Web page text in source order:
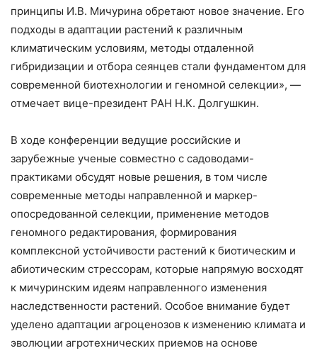
принципы И.В. Мичурина обретают новое значение. Его
подходы в адаптации растений к различным
климатическим условиям, методы отдаленной
гибридизации и отбора сеянцев стали фундаментом для
современной биотехнологии и геномной селекции», —
отмечает вице-президент РАН Н.К. Долгушкин.
В ходе конференции ведущие российские и
зарубежные ученые совместно с садоводами-
практиками обсудят новые решения, в том числе
современные методы направленной и маркер-
опосредованной селекции, применение методов
геномного редактирования, формирования
комплексной устойчивости растений к биотическим и
абиотическим стрессорам, которые напрямую восходят
к мичуринским идеям направленного изменения
наследственности растений. Особое внимание будет
уделено адаптации агроценозов к изменению климата и
эволюции агротехнических приемов на основе